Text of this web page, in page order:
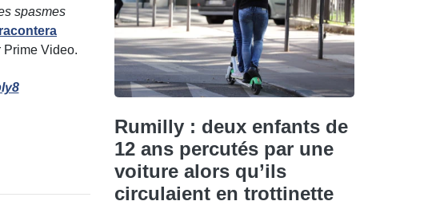
spasmes
Video.
Rumilly : deux enfants de
12 ans percutés par une
voiture alors qu’ils
circulaient en trottinette